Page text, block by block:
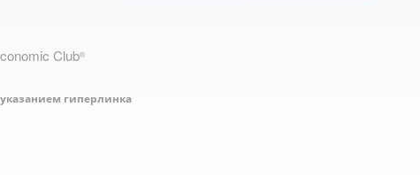
Club®
гиперлинка